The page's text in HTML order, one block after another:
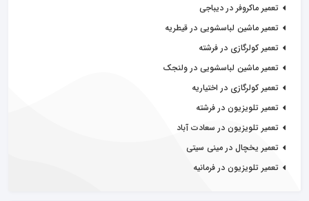
تعمیر ماکروفر در دیباجی
تعمیر ماشین لباسشویی در قیطریه
تعمیر کولرگازی در فرشته
تعمیر ماشین لباسشویی در ولنجک
تعمیر کولرگازی در اختیاریه
تعمیر تلویزیون در فرشته
تعمیر تلویزیون در سعادت آباد
تعمیر یخچال در مینی سیتی
تعمیر تلویزیون در فرمانیه